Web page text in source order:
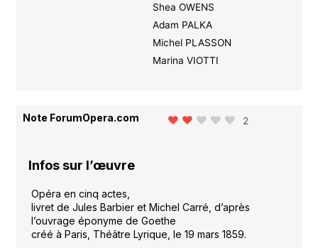
Shea OWENS
Adam PALKA
Michel PLASSON
Marina VIOTTI
Note ForumOpera.com 2
Infos sur l’œuvre
Opéra en cinq actes,
livret de Jules Barbier et Michel Carré, d’après
l’ouvrage éponyme de Goethe
créé à Paris, Théâtre Lyrique, le 19 mars 1859.